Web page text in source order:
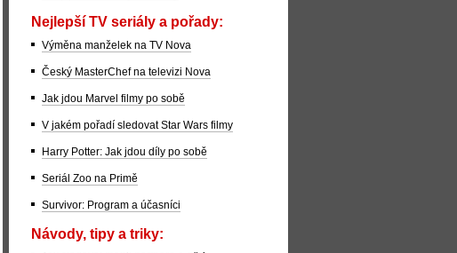
Nejlepší TV seriály a pořady:
Výměna manželek na TV Nova
Český MasterChef na televizi Nova
Jak jdou Marvel filmy po sobě
V jakém pořadí sledovat Star Wars filmy
Harry Potter: Jak jdou díly po sobě
Seriál Zoo na Primě
Survivor: Program a účasníci
Návody, tipy a triky: